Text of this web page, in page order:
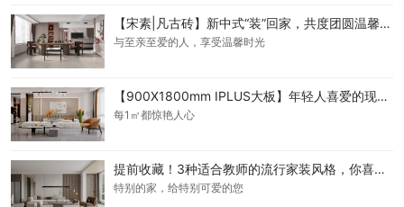
【宋素|凡古砖】新中式“装”回家，共度团圆温馨时光~
与至亲至爱的人，享受温馨时光
【900X1800mm IPLUS大板】年轻人喜爱的现代简约风，你值得拥有！
每1㎡都惊艳人心
提前收藏！3种适合教师的流行家装风格，你喜欢哪一种！
特别的家，给特别可爱的您